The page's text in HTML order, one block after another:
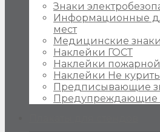
Знаки
Информационные
мест
Медицинские знаки
Наклейки ГОСТ
Наклейки пожарной
Наклейки Не курить
Предписывающие
Предупреждающие